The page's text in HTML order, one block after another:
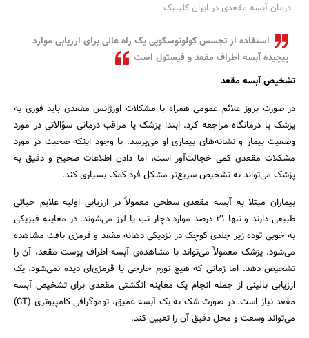
درمان آبسه مقعدی در ایران کلینیک
استفاده از تجسس کولونوسکوپی یک راه عالی برای ارزیابی موارد
پیچیده آبسه اطراف مقعد و فیستول است
تشخیص آبسه مقعد
در صورت بروز علائم عمومی همراه با مشکلات اورژانس مقعدی باید فوری به
پزشک یا درمانگاه مراجعه کرد. ابتدا پزشک یا مراقب درمانی سؤالاتی در مورد
وضعیت بیمار و نشانه‌های بیماری او می‌پرسد. با وجود اینکه صحبت در مورد
مشکلات مقعدی کمی خجالت‌آور است، اما دادن اطلاعات صحیح و دقیق به
پزشک می‌تواند به تشخیص سریع‌تر مشکل فرد کمک بسیاری کند.
بیماران مبتلا به آبسه مقعدی سطحی معمولاً در ارزیابی اولیه علایم حیاتی
طبیعی دارند و تنها ۲۱ درصد موارد دچار تب یا لرز می‌شوند. در معاینه فیزیکی
به خوبی توده زیر جلدی کوچک در نزدیکی دهانه مقعد و قرمزی بافت مشاهده
می‌شود. پزشک معمولاً می‌تواند با مشاهده‌ی آبسه اطراف پوست مقعد، آن را
تشخیص دهد. اما زمانی که هیچ تورم خارجی یا قرمزی‌ای دیده نمی‌شود، یک
ارزیابی بالینی از جمله انجام یک معاینه انگشتی مقعدی برای تشخیص آبسه
مقعد نیاز است. در صورت شک به یک آبسه عمیق، توموگرافی کامپیوتری (CT)
می‌تواند وسعت و محل دقیق آن را تعیین کند.